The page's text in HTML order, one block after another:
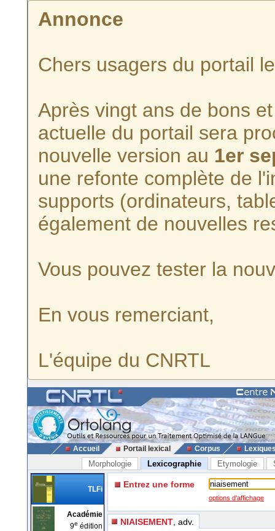
Annonce
Chers usagers du portail
Après vingt ans de bons
actuelle du portail sera
nouvelle version au 1er
une refonte complète de
supports (ordinateurs,
également de nouvelles
Vous pouvez tester la
En vous remerciant,
L'équipe du CNRTL
Accueil Portail lexical Corpus
Morphologie Lexicographie Etymologie
TLFi
Académie
9e édition
Entrez une forme
options d'affichage
NIAISEMENT , adv.